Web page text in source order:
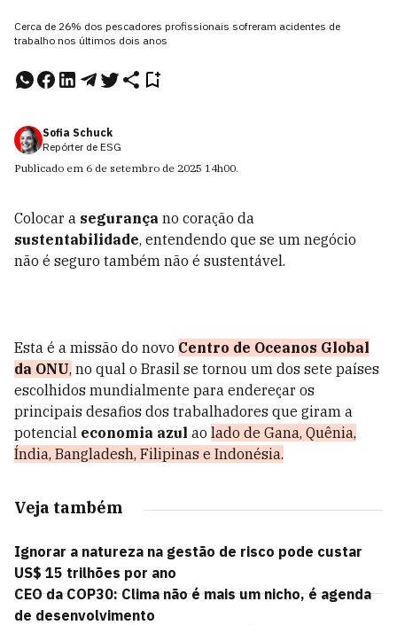
Cerca de 26% dos pescadores profissionais sofreram acidentes de
trabalho nos últimos dois anos
Sofia Schuck
Repórter de ESG
Publicado em 6 de setembro de 2025 14h00.
Colocar a segurança no coração da
sustentabilidade, entendendo que se um negócio
não é seguro também não é sustentável.
Esta é a missão do novo Centro de Oceanos Global
da ONU, no qual o Brasil se tornou um dos sete países
escolhidos mundialmente para endereçar os
principais desafios dos trabalhadores que giram a
potencial economia azul ao lado de Gana, Quênia,
Índia, Bangladesh, Filipinas e Indonésia.
Veja também
Ignorar a natureza na gestão de risco pode custar
US$ 15 trilhões por ano
CEO da COP30: Clima não é mais um nicho, é agenda
de desenvolvimento